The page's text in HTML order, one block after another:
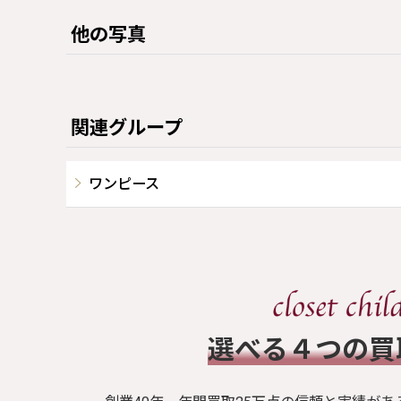
他の写真
関連グループ
ワンピース
選べる４つの